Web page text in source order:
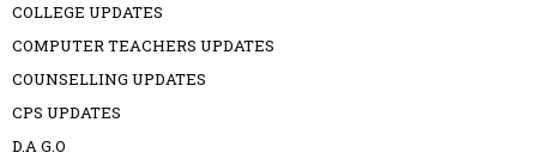
COLLEGE UPDATES
COMPUTER TEACHERS UPDATES
COUNSELLING UPDATES
CPS UPDATES
D.A G.O